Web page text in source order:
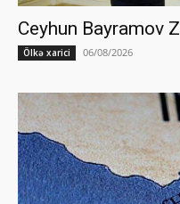
Ceyhun Bayramov
Ölkə xarici 06/08/2026